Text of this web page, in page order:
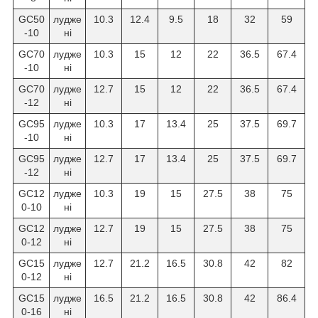
GC50
-10
лудже
ні
10.3 12.4 9.5 18 32 59
GC70
-10
лудже
ні
10.3 15 12 22 36.5 67.4
GC70
-12
лудже
ні
12.7 15 12 22 36.5 67.4
GC95
-10
лудже
ні
10.3 17 13.4 25 37.5 69.7
GC95
-12
лудже
ні
12.7 17 13.4 25 37.5 69.7
GC12
0-10
лудже
ні
10.3 19 15 27.5 38 75
GC12
0-12
лудже
ні
12.7 19 15 27.5 38 75
GC15
0-12
лудже
ні
12.7 21.2 16.5 30.8 42 82
GC15
0-16
лудже
ні
16.5 21.2 16.5 30.8 42 86.4